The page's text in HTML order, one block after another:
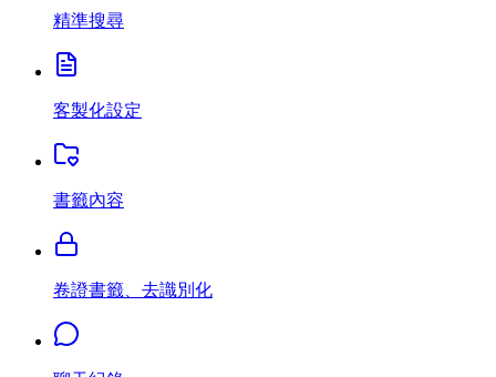
精準搜尋
客製化設定
書籤內容
卷證書籤、去識別化